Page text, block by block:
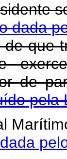
dada
de que
de
pela